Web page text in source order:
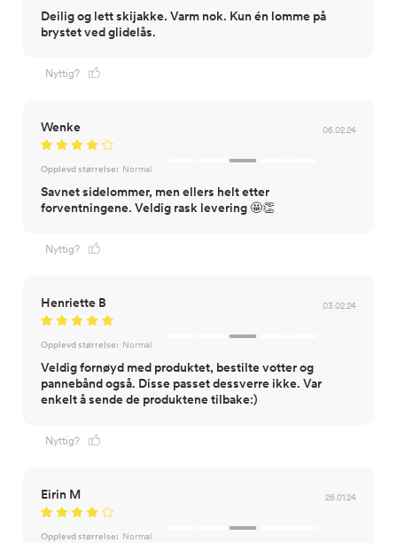
Deilig og lett skijakke. Varm nok. Kun én lomme på
brystet ved glidelås.
Nyttig?
Wenke 06.02.24
Opplevd størrelse: Normal
Savnet sidelommer, men ellers helt etter
forventningene. Veldig rask levering 🤩👏
Nyttig?
Henriette B 03.02.24
Opplevd størrelse: Normal
Veldig fornøyd med produktet, bestilte votter og
pannebånd også. Disse passet dessverre ikke. Var
enkelt å sende de produktene tilbake:)
Nyttig?
Eirin M 26.01.24
Opplevd størrelse: Normal